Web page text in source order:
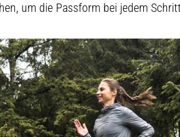
um die Passform bei jedem